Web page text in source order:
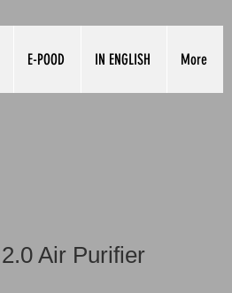
E-POOD IN ENGLISH More
Air Purifier